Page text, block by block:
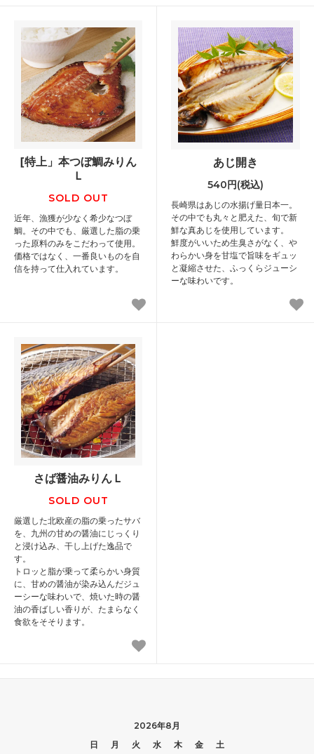
[特上」本つぼ鯛みりん
Ｌ
SOLD OUT
近年、漁獲が少なく希少なつぼ
鯛。その中でも、厳選した脂の乗
った原料のみをこだわって使用。
価格ではなく、一番良いものを自
信を持って仕入れています。
あじ開き
540円(税込)
長崎県はあじの水揚げ量日本一。
その中でも丸々と肥えた、旬で新
鮮な真あじを使用しています。
鮮度がいいため生臭さがなく、や
わらかい身を甘塩で旨味をギュッ
と凝縮させた、ふっくらジューシ
ーな味わいです。
さば醤油みりんＬ
SOLD OUT
厳選した北欧産の脂の乗ったサバ
を、九州の甘めの醤油にじっくり
と浸け込み、干し上げた逸品で
す。
トロッと脂が乗って柔らかい身質
に、甘めの醤油が染み込んだジュ
ーシーな味わいで、焼いた時の醤
油の香ばしい香りが、たまらなく
食欲をそそります。
2026年8月
日
月 火 水 木 金
土